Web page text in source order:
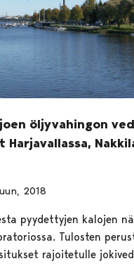
öljyvahingon
2018
pyydettyjen kalojen
Tulosten
rajoitetulle